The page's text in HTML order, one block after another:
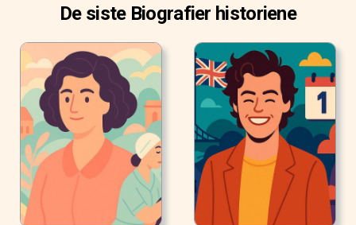
De siste Biografier historiene